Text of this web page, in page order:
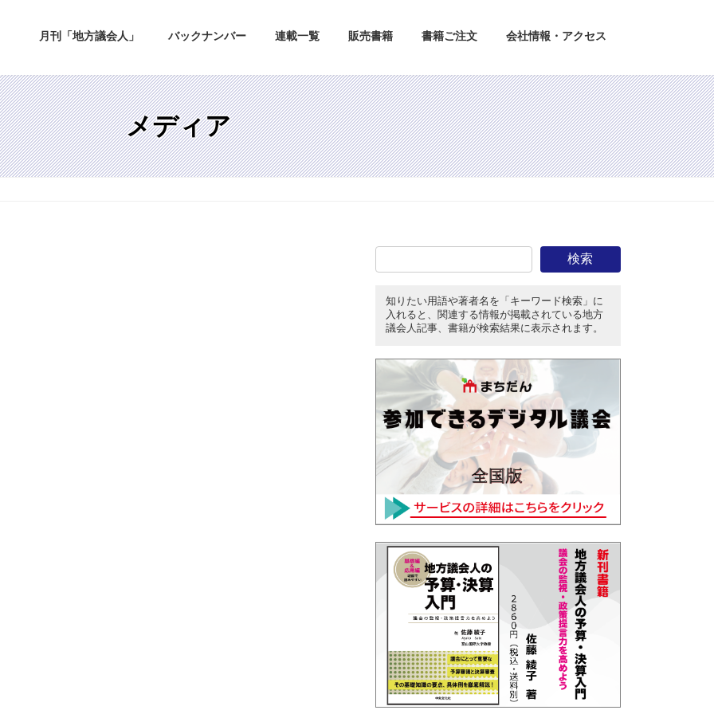
月刊「地方議会人」 バックナンバー 連載一覧 販売書籍 書籍ご注文 会社情報・アクセス
メディア
検索
知りたい用語や著者名を「キーワード検索」に
入れると、関連する情報が掲載されている地方
議会人記事、書籍が検索結果に表示されます。